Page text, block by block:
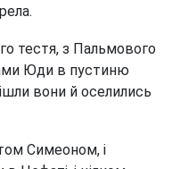
тестя, з Пальмового
Юди в пустиню
вони й оселились
Симеоном, і